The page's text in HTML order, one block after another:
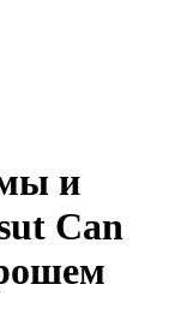
и
Can